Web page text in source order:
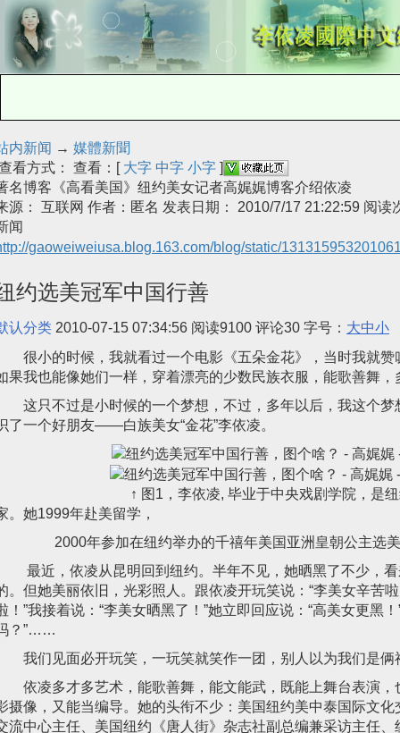
内新闻 → 媒體新聞
看方式： 查看：[ 大字 中字 小字 ]
名博客《高看美国》纽约美女记者高娓娓博客介绍依凌
源： 互联网 作者：匿名 发表日期： 2010/7/17 21:22:59 阅读
闻
gaoweiweiusa.blog.163.com/blog/static/
约选美冠军中国行善
认分类 2010-07-15 07:34:56 阅读9100 评论30 字号： 大中小
很小的时候，我就看过一个电影《五朵金花》，当时我就赞
果我也能像她们一样，穿着漂亮的少数民族衣服，能歌善舞
这只不过是小时候的一个梦想，不过，多年以后，我这个
了一个好朋友——白族美女“金花”李依凌。
图1，李依凌, 毕业于中央戏剧学院，是纽约艺
。她1999年赴美留学，
2000年参加在纽约举办的千禧年美国亚洲皇朝公主选
最近，依凌从昆明回到纽约。半年不见，她晒黑了不少，
。但她美丽依旧，光彩照人。跟依凌开玩笑说：“李美女辛苦
！”我接着说：“李美女晒黑了！”她立即回应说：“高美女更黑
？”……
我们见面必开玩笑，一玩笑就笑作一团，别人以为我们是俩
依凌多才多艺术，能歌善舞，能文能武，既能上舞台表演
摄像，又能当编导。她的头衔不少：美国纽约美中泰国际文
流中心主任、美国纽约《唐人街》杂志社副总编兼采访主任